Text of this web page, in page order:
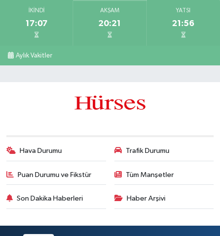
İKINDI
17:07
AKŞAM
20:21
YATSI
21:56
Aylık Vakitler
Hava Durumu Trafik Durumu
Puan Durumu ve Fikstür Tüm Manşetler
Son Dakika Haberleri Haber Arşivi